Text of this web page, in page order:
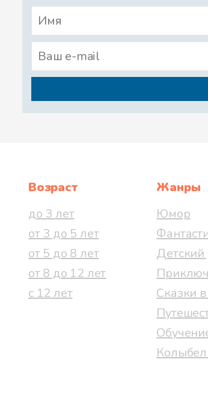
Возраст
до 3 лет
от 3 до 5 лет
от 5 до 8 лет
от 8 до 12 лет
с 12 лет
Жанры
Юмор
Детский
Сказки